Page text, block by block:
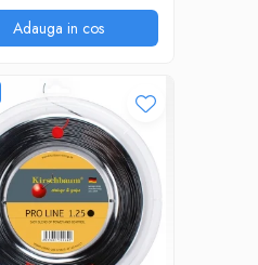
Adauga in cos